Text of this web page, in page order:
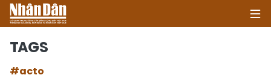
TAGS
#acto